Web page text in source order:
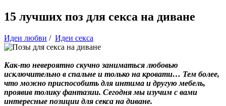
15 лучших поз для секса на диване
Идеи любви / Идеи секса
Как-то невероятно скучно заниматься любовью
исключительно в спальне и только на кровати… Тем более,
что можно приспособить для интима и другую мебель,
проявив толику фантазии. Сегодня мы изучим с вами
интересные позиции для секса на диване.